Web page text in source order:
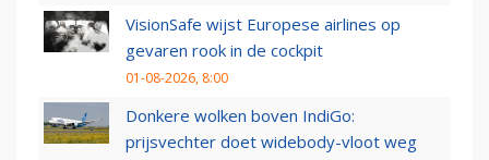
VisionSafe wijst Europese airlines op
gevaren rook in de cockpit
01-08-2026, 8:00
Donkere wolken boven IndiGo:
prijsvechter doet widebody-vloot weg